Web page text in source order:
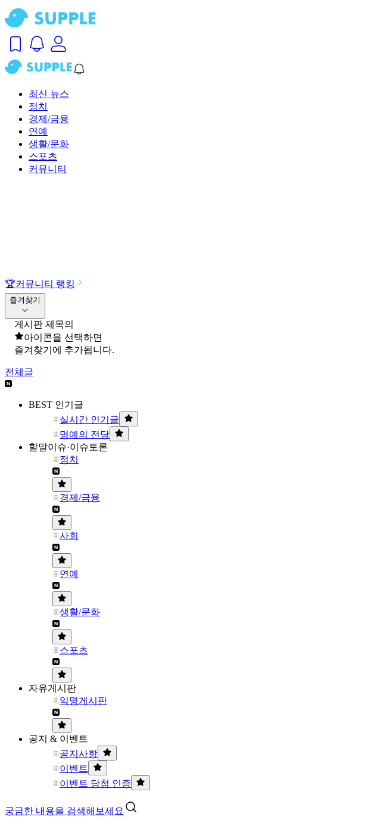
최신 뉴스
정치
경제/금융
연예
생활/문화
스포츠
커뮤니티
🏆커뮤니티 랭킹
즐겨찾기
게시판 제목의
아이콘을 선택하면
즐겨찾기에 추가됩니다.
전체글
BEST 인기글
실시간 인기글
명예의 전당
할말이슈·이슈토론
정치
경제/금융
사회
연예
생활/문화
스포츠
자유게시판
익명게시판
공지 & 이벤트
공지사항
이벤트
이벤트 당첨 인증
궁금한 내용을 검색해보세요